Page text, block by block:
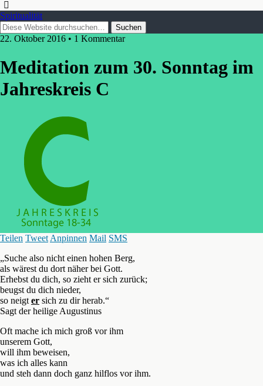
Spiritualität
22. Oktober 2016 • 1 Kommentar
Meditation zum 30. Sonntag im
Jahreskreis C
Teilen Tweet Anpinnen Mail SMS
„Suche also nicht einen hohen Berg,
als wärest du dort näher bei Gott.
Erhebst du dich, so zieht er sich zurück;
beugst du dich nieder,
so neigt er sich zu dir herab.“
Sagt der heilige Augustinus
Oft mache ich mich groß vor ihm
unserem Gott,
will ihm beweisen,
was ich alles kann
und steh dann doch ganz hilflos vor ihm.